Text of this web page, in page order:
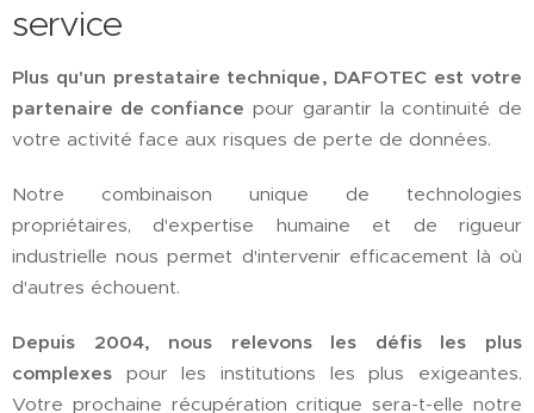
service
Plus qu'un prestataire technique, DAFOTEC est votre
partenaire de confiance pour garantir la continuité de
votre activité face aux risques de perte de données.
Notre combinaison unique de technologies
propriétaires, d'expertise humaine et de rigueur
industrielle nous permet d'intervenir efficacement là où
d'autres échouent.
Depuis 2004, nous relevons les défis les plus
complexes pour les institutions les plus exigeantes.
Votre prochaine récupération critique sera-t-elle notre